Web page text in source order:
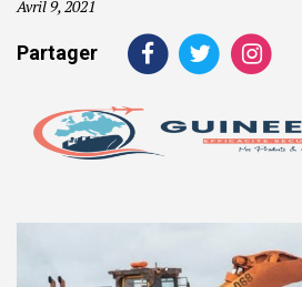
Avril 9, 2021
Partager